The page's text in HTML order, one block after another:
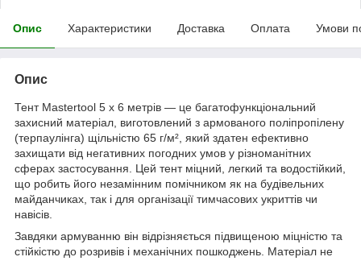
Опис Характеристики Доставка Оплата Умови
Опис
Тент Mastertool 5 х 6 метрів — це багатофункціональний
захисний матеріал, виготовлений з армованого поліпропілену
(терпаулінга) щільністю 65 г/м², який здатен ефективно
захищати від негативних погодних умов у різноманітних
сферах застосування. Цей тент міцний, легкий та водостійкий,
що робить його незамінним помічником як на будівельних
майданчиках, так і для організації тимчасових укриттів чи
навісів.
Завдяки армуванню він відрізняється підвищеною міцністю та
стійкістю до розривів і механічних пошкоджень. Матеріал не